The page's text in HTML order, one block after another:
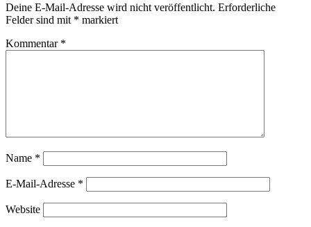
Deine E-Mail-Adresse wird nicht veröffentlicht. Erforderliche
Felder sind mit * markiert
Kommentar *
Name *
E-Mail-Adresse *
Website